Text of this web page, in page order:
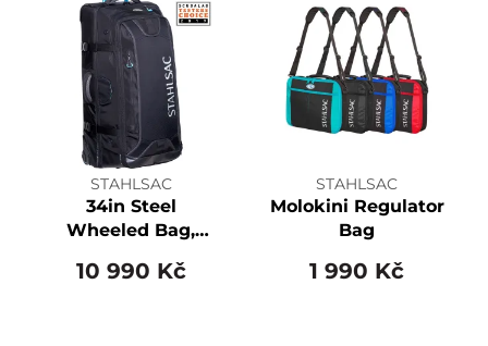
STAHLSAC
34in Steel
Wheeled Bag,
10 990 Kč
STAHLSAC
Molokini Regulator
Bag
1 990 Kč